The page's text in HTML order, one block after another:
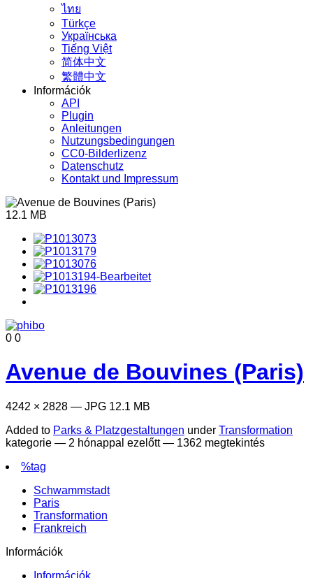
ไทย
Türkçe
Українська
Tiếng Việt
简体中文
繁體中文
Információk
API
Plugin
Anleitungen
Nutzungsbedingungen
CC0-Bilderlizenz
Datenschutz
Kontakt und Impressum
12.1 MB
0 0
Avenue de Bouvines (Paris)
4242 × 2828 — JPG 12.1 MB
Added to Parks & Platzgestaltungen under Transformation
kategorie — 2 hónappal ezelőtt— 1362 megtekintés
%tag
Schwammstadt
Paris
Transformation
Frankreich
Információk
Információk